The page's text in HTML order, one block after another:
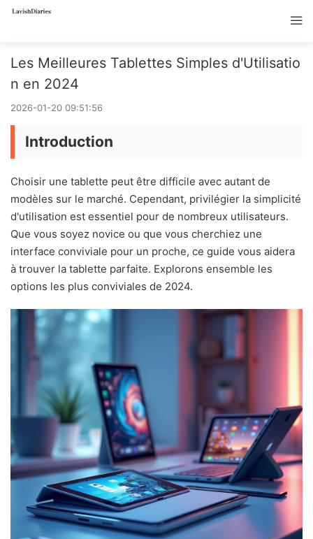
Les Meilleures Tablettes Simples d'Utilisatio
n en 2024
2026-01-20 09:51:56
Introduction
Choisir une tablette peut être difficile avec autant de
modèles sur le marché. Cependant, privilégier la simplicité
d'utilisation est essentiel pour de nombreux utilisateurs.
Que vous soyez novice ou que vous cherchiez une
interface conviviale pour un proche, ce guide vous aidera
à trouver la tablette parfaite. Explorons ensemble les
options les plus conviviales de 2024.